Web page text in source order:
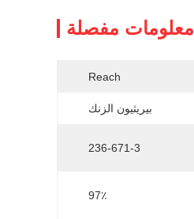
معلومات مفصلة
Reach
بيريثيون الزنك
236-671-3
97٪